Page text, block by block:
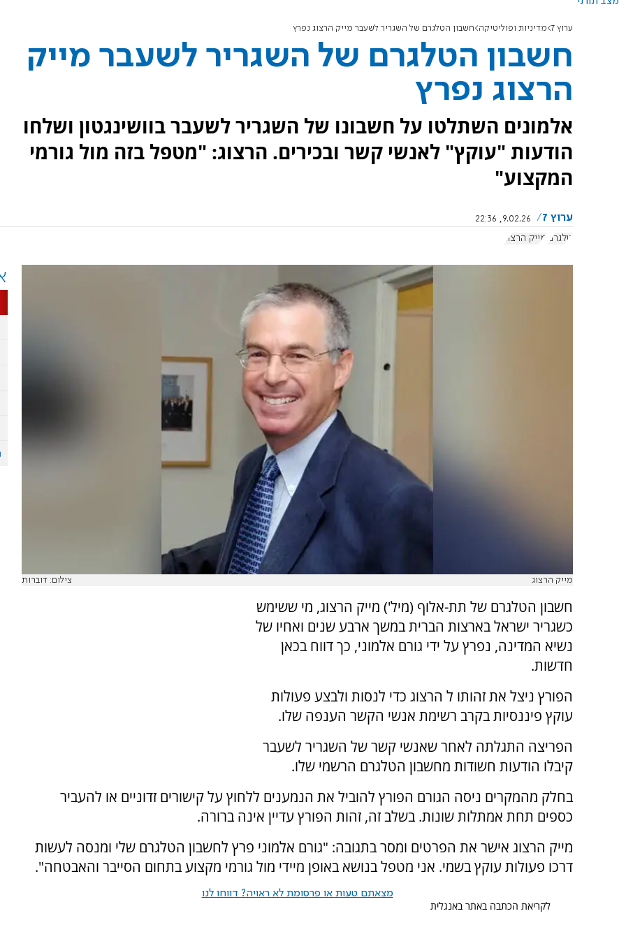
ערוץ 7 מדיניות ופוליטיקה חשבון הטלגרם של השגריר לשעבר מייק הרצוג נפרץ
חשבון הטלגרם של השגריר לשעבר מייק
הרצוג נפרץ
אלמונים השתלטו על חשבונו של השגריר לשעבר בוושינגטון ושלחו
הודעות "עוקץ" לאנשי קשר ובכירים. הרצוג: "מטפל בזה מול גורמי
המקצוע"
ערוץ 7
9.02.26, 22:36
טלגרם מייק הרצוג
מייק הרצוג צילום: דוברות
חשבון הטלגרם של תת-אלוף (מיל') מייק הרצוג, מי ששימש
כשגריר ישראל בארצות הברית במשך ארבע שנים ואחיו של
נשיא המדינה, נפרץ על ידי גורם אלמוני, כך דווח בכאן
חדשות.
הפורץ ניצל את זהותו ל הרצוג כדי לנסות ולבצע פעולות
עוקץ פיננסיות בקרב רשימת אנשי הקשר הענפה שלו.
הפריצה התגלתה לאחר שאנשי קשר של השגריר לשעבר
קיבלו הודעות חשודות מחשבון הטלגרם הרשמי שלו.
בחלק מהמקרים ניסה הגורם הפורץ להוביל את הנמענים ללחוץ על קישורים זדוניים או להעביר
כספים תחת אמתלות שונות. בשלב זה, זהות הפורץ עדיין אינה ברורה.
מייק הרצוג אישר את הפרטים ומסר בתגובה: "גורם אלמוני פרץ לחשבון הטלגרם שלי ומנסה לעשות
דרכו פעולות עוקץ בשמי. אני מטפל בנושא באופן מיידי מול גורמי מקצוע בתחום הסייבר והאבטחה".
מצאתם טעות או פרסומת לא ראויה? דווחו לנו
לקריאת הכתבה באתר באנגלית